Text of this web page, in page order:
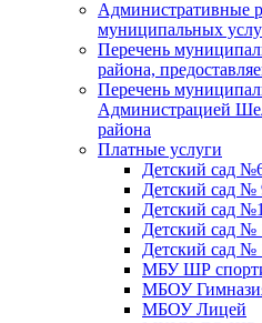
Административные
муниципальных
Перечень
района,
Перечень
Администрацией
района
Платные услуги
Детский сад
Детский сад №
Детский сад
Детский сад №
Детский сад №
МБУ ШР
МБОУ
МБОУ Лицей